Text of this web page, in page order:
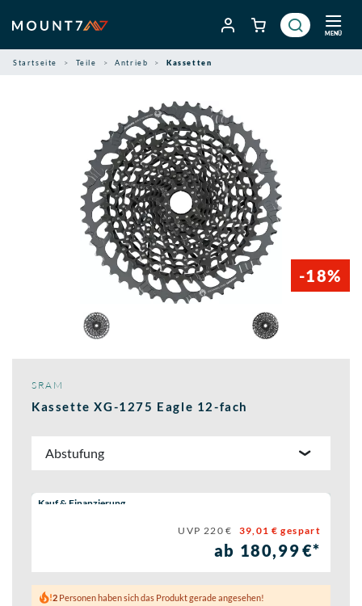
Inhalt
springen
MENÜ
Startseite Teile Antrieb Kassetten
-18%
SRAM
Kassette XG-1275 Eagle 12-fach
Abstufung
Wähle eine Preisoption:
Kauf & Finanzierung
UVP 220 € 39,01 € gespart
ab 180,99 €*
2 Personen haben sich das Produkt gerade angesehen!